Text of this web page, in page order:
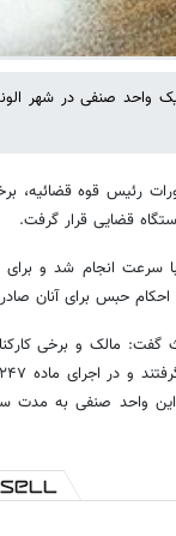
واحد صنفی در شهر
رئیس قوه قضائیه،
با سرعت انجام شد و
احکام حبس برای آنان
گفت: مالک و برخی
این واحد صنفی به مدت